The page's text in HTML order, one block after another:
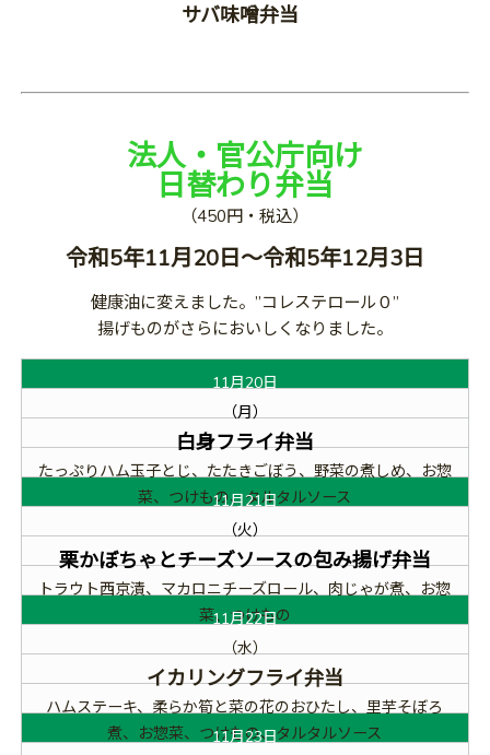
サバ味噌弁当
法人・官公庁向け
日替わり弁当
（450円・税込）
令和5年11月20日～令和5年12月3日
健康油に変えました。”コレステロール０”
揚げものがさらにおいしくなりました。
11月20日
（月）
白身フライ弁当
たっぷりハム玉子とじ、たたきごぼう、野菜の煮しめ、お惣
菜、つけもの、タルタルソース
11月21日
（火）
栗かぼちゃとチーズソースの包み揚げ弁当
トラウト西京漬、マカロニチーズロール、肉じゃが煮、お惣
菜、つけもの
11月22日
（水）
イカリングフライ弁当
ハムステーキ、柔らか筍と菜の花のおひたし、里芋そぼろ
煮、お惣菜、つけもの、タルタルソース
11月23日